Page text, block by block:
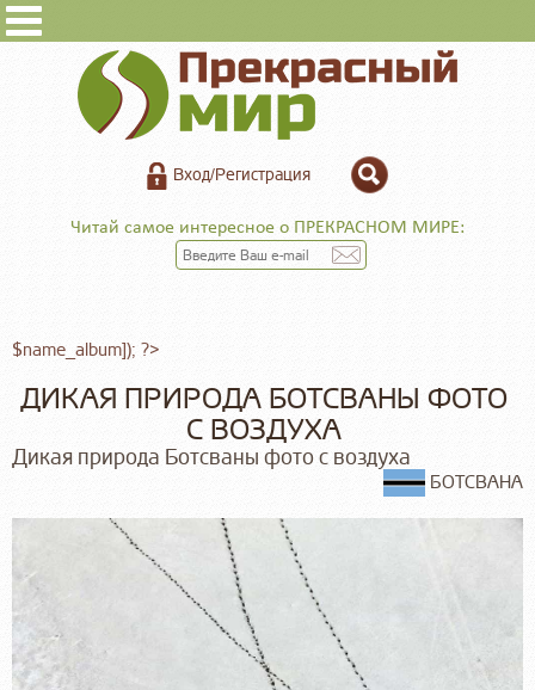
Вход/Регистрация
Читай самое интересное о ПРЕКРАСНОМ МИРЕ:
$name_album]); ?>
ДИКАЯ ПРИРОДА БОТСВАНЫ ФОТО
С ВОЗДУХА
Дикая природа Ботсваны фото с воздуха
БОТСВАНА